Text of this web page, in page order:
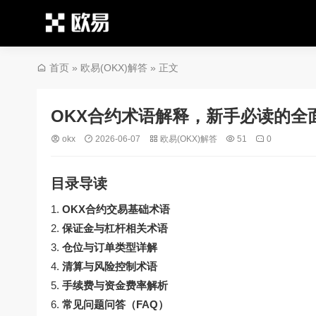
首页 » 欧易(OKX)解答 » 正文
OKX合约术语解释，新手必读的全
okx 2026-06-07 欧易(OKX)解答 51 0
目录导读
OKX合约交易基础术语
保证金与杠杆相关术语
仓位与订单类型详解
清算与风险控制术语
手续费与资金费率解析
常见问题问答（FAQ）